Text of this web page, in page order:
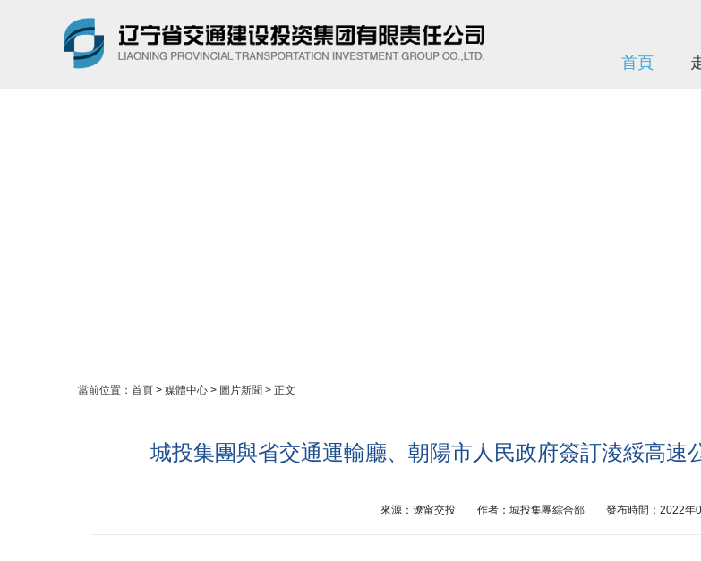
首頁
搜索
當前位置： 首頁 > 媒體中心 > 圖片新聞 > 正文
城投集團與省交通運輸廳、朝陽市人民政府簽訂淩綏高速
來源：遼甯交投 作者：城投集團綜合部 發布時間：2022年